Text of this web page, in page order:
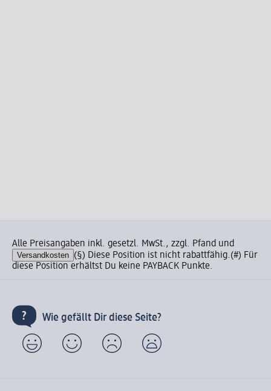
Alle Preisangaben inkl. gesetzl. MwSt., zzgl. Pfand und
Versandkosten (§) Diese Position ist nicht rabattfähig.(#) Für
diese Position erhältst Du keine PAYBACK Punkte.
Wie gefällt Dir diese Seite?